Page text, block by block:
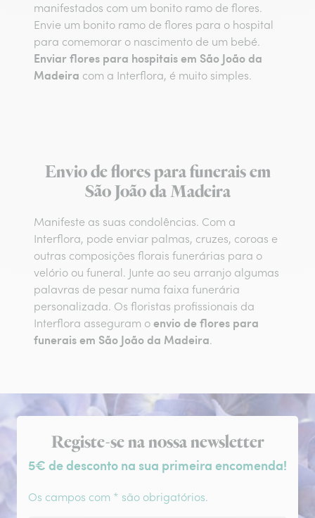
manifestados com um bonito ramo de flores.
Envie um bonito ramo de flores para o hospital
para comemorar o nascimento de um bebé.
Enviar flores para hospitais em São João da
Madeira com a Interflora, é muito simples.
Envio de flores para funerais em
São João da Madeira
Manifeste as suas condolências. Com a
Interflora, pode enviar palmas, cruzes, coroas e
outras composições florais funerárias para o
velório ou funeral. Junte ao seu arranjo algumas
palavras de pesar numa faixa funerária
personalizada. Os floristas profissionais da
Interflora asseguram o envio de flores para
funerais em São João da Madeira.
Subscrição da newsletter
Registe-se na nossa newsletter
5€ de desconto na sua primeira encomenda!
Os campos com * são obrigatórios.